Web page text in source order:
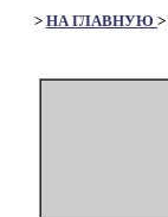
> НА ГЛАВНУЮ >